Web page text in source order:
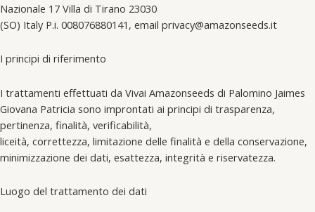
Nazionale 17 Villa di Tirano 23030
(SO) Italy P.i. 008076880141, email privacy@amazonseeds.it
I principi di riferimento
I trattamenti effettuati da Vivai Amazonseeds di Palomino Jaimes
Giovana Patricia sono improntati ai principi di trasparenza,
pertinenza, finalità, verificabilità,
liceità, correttezza, limitazione delle finalità e della conservazione,
minimizzazione dei dati, esattezza, integrità e riservatezza.
Luogo del trattamento dei dati